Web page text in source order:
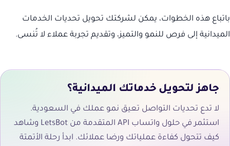
باتباع هذه الخطوات، يمكن لشركتك تحويل تحديات الخدمات
الميدانية إلى فرص للنمو والتميز، وتقديم تجربة عملاء لا تُنسى.
جاهز لتحويل خدماتك الميدانية؟
لا تدع تحديات التواصل تعيق نمو عملك في السعودية.
استثمر في حلول واتساب API المتقدمة من LetsBot وشاهد
كيف تتحول كفاءة عملياتك ورضا عملائك. ابدأ رحلة الأتمتة